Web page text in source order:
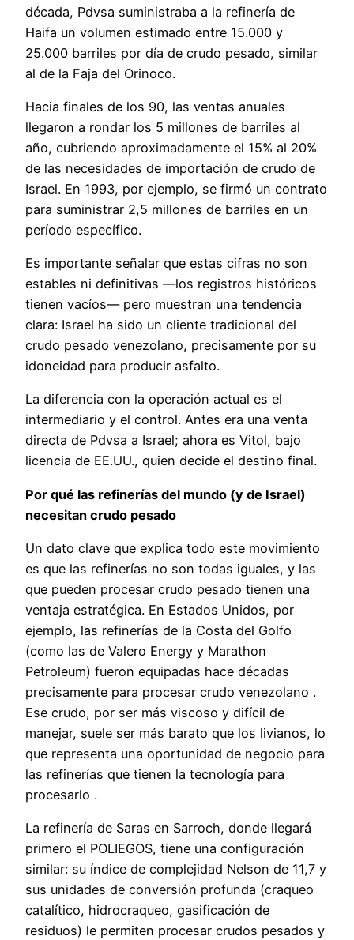
década, Pdvsa suministraba a la refinería de
Haifa un volumen estimado entre 15.000 y
25.000 barriles por día de crudo pesado, similar
al de la Faja del Orinoco.
Hacia finales de los 90, las ventas anuales
llegaron a rondar los 5 millones de barriles al
año, cubriendo aproximadamente el 15% al 20%
de las necesidades de importación de crudo de
Israel. En 1993, por ejemplo, se firmó un contrato
para suministrar 2,5 millones de barriles en un
período específico.
Es importante señalar que estas cifras no son
estables ni definitivas —los registros históricos
tienen vacíos— pero muestran una tendencia
clara: Israel ha sido un cliente tradicional del
crudo pesado venezolano, precisamente por su
idoneidad para producir asfalto.
La diferencia con la operación actual es el
intermediario y el control. Antes era una venta
directa de Pdvsa a Israel; ahora es Vitol, bajo
licencia de EE.UU., quien decide el destino final.
Por qué las refinerías del mundo (y de Israel)
necesitan crudo pesado
Un dato clave que explica todo este movimiento
es que las refinerías no son todas iguales, y las
que pueden procesar crudo pesado tienen una
ventaja estratégica. En Estados Unidos, por
ejemplo, las refinerías de la Costa del Golfo
(como las de Valero Energy y Marathon
Petroleum) fueron equipadas hace décadas
precisamente para procesar crudo venezolano .
Ese crudo, por ser más viscoso y difícil de
manejar, suele ser más barato que los livianos, lo
que representa una oportunidad de negocio para
las refinerías que tienen la tecnología para
procesarlo .
La refinería de Saras en Sarroch, donde llegará
primero el POLIEGOS, tiene una configuración
similar: su índice de complejidad Nelson de 11,7 y
sus unidades de conversión profunda (craqueo
catalítico, hidrocraqueo, gasificación de
residuos) le permiten procesar crudos pesados y